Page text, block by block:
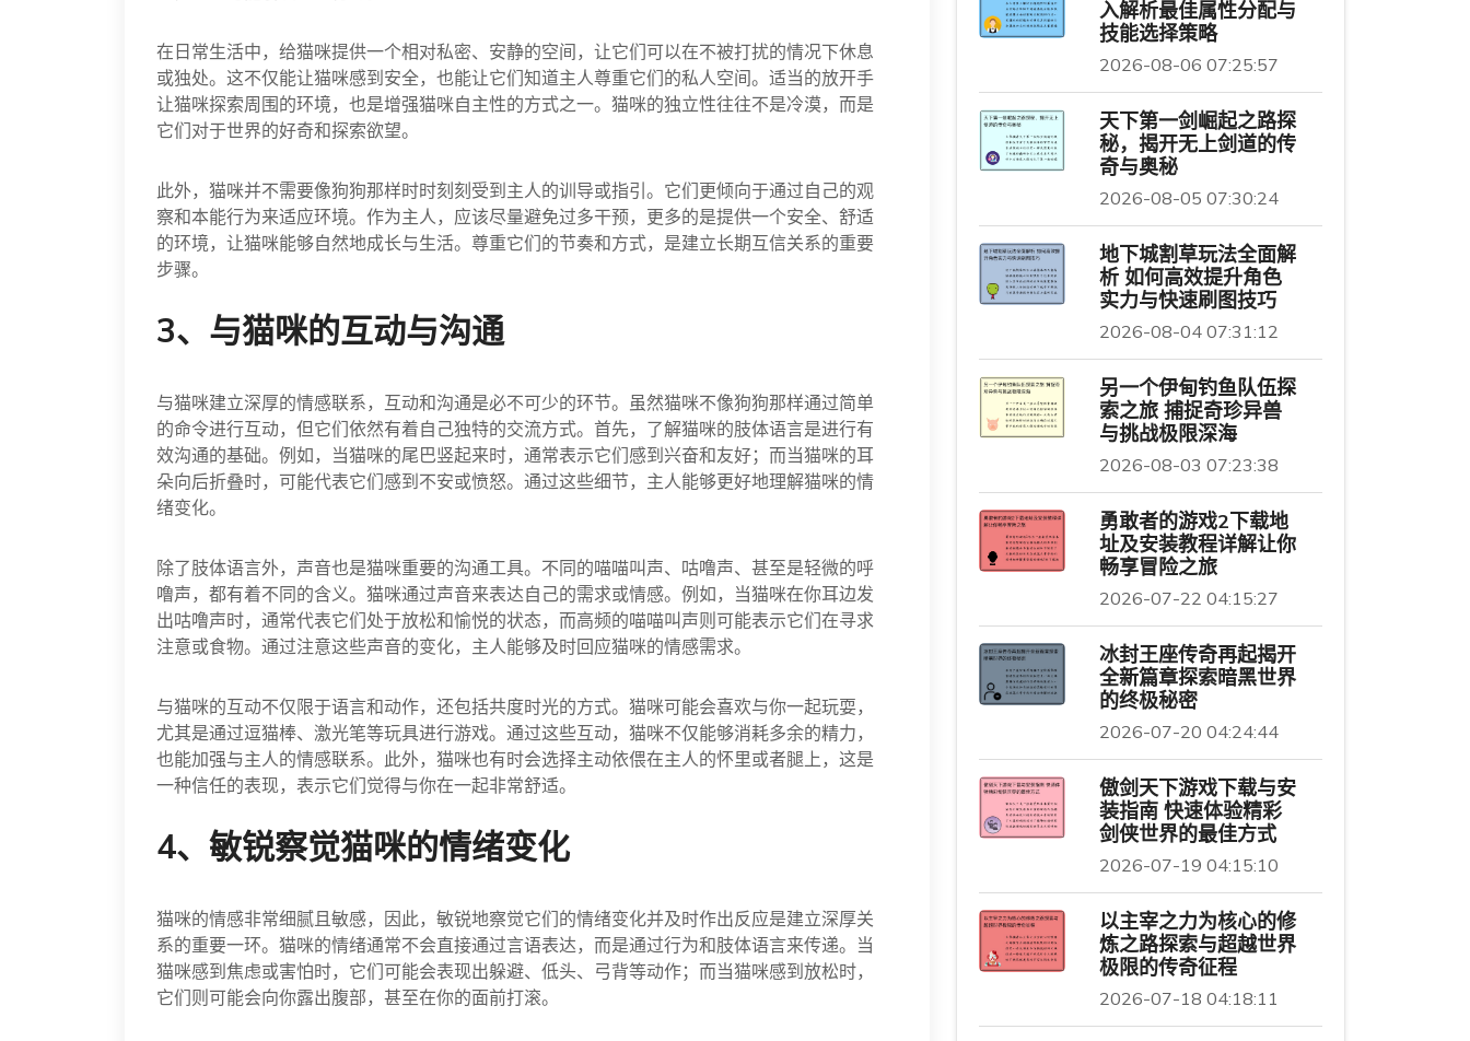
在日常生活中，给猫咪提供一个相对私密、安静的空间，让它们可以在不被打扰的情况下休息
或独处。这不仅能让猫咪感到安全，也能让它们知道主人尊重它们的私人空间。适当的放开手
让猫咪探索周围的环境，也是增强猫咪自主性的方式之一。猫咪的独立性往往不是冷漠，而是
它们对于世界的好奇和探索欲望。
此外，猫咪并不需要像狗狗那样时时刻刻受到主人的训导或指引。它们更倾向于通过自己的观
察和本能行为来适应环境。作为主人，应该尽量避免过多干预，更多的是提供一个安全、舒适
的环境，让猫咪能够自然地成长与生活。尊重它们的节奏和方式，是建立长期互信关系的重要
步骤。
3、与猫咪的互动与沟通
与猫咪建立深厚的情感联系，互动和沟通是必不可少的环节。虽然猫咪不像狗狗那样通过简单
的命令进行互动，但它们依然有着自己独特的交流方式。首先，了解猫咪的肢体语言是进行有
效沟通的基础。例如，当猫咪的尾巴竖起来时，通常表示它们感到兴奋和友好；而当猫咪的耳
朵向后折叠时，可能代表它们感到不安或愤怒。通过这些细节，主人能够更好地理解猫咪的情
绪变化。
除了肢体语言外，声音也是猫咪重要的沟通工具。不同的喵喵叫声、咕噜声、甚至是轻微的呼
噜声，都有着不同的含义。猫咪通过声音来表达自己的需求或情感。例如，当猫咪在你耳边发
出咕噜声时，通常代表它们处于放松和愉悦的状态，而高频的喵喵叫声则可能表示它们在寻求
注意或食物。通过注意这些声音的变化，主人能够及时回应猫咪的情感需求。
与猫咪的互动不仅限于语言和动作，还包括共度时光的方式。猫咪可能会喜欢与你一起玩耍，
尤其是通过逗猫棒、激光笔等玩具进行游戏。通过这些互动，猫咪不仅能够消耗多余的精力，
也能加强与主人的情感联系。此外，猫咪也有时会选择主动依偎在主人的怀里或者腿上，这是
一种信任的表现，表示它们觉得与你在一起非常舒适。
4、敏锐察觉猫咪的情绪变化
猫咪的情感非常细腻且敏感，因此，敏锐地察觉它们的情绪变化并及时作出反应是建立深厚关
系的重要一环。猫咪的情绪通常不会直接通过言语表达，而是通过行为和肢体语言来传递。当
猫咪感到焦虑或害怕时，它们可能会表现出躲避、低头、弓背等动作；而当猫咪感到放松时，
它们则可能会向你露出腹部，甚至在你的面前打滚。
入解析最佳属性分配与
技能选择策略
2026-08-06 07:25:57
天下第一剑崛起之路探
秘，揭开无上剑道的传
奇与奥秘
2026-08-05 07:30:24
地下城割草玩法全面解
析 如何高效提升角色
实力与快速刷图技巧
2026-08-04 07:31:12
另一个伊甸钓鱼队伍探
索之旅 捕捉奇珍异兽
与挑战极限深海
2026-08-03 07:23:38
勇敢者的游戏2下载地
址及安装教程详解让你
畅享冒险之旅
2026-07-22 04:15:27
冰封王座传奇再起揭开
全新篇章探索暗黑世界
的终极秘密
2026-07-20 04:24:44
傲剑天下游戏下载与安
装指南 快速体验精彩
剑侠世界的最佳方式
2026-07-19 04:15:10
以主宰之力为核心的修
炼之路探索与超越世界
极限的传奇征程
2026-07-18 04:18:11